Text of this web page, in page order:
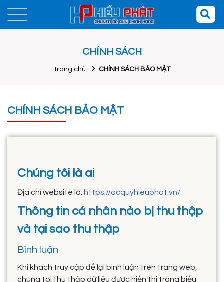
CHÍNH SÁCH
Trang chủ CHÍNH SÁCH BẢO MẬT
CHÍNH SÁCH BẢO MẬT
Chúng tôi là ai
Địa chỉ website là: https://acquyhieuphat.vn/
Thông tin cá nhân nào bị thu thập
và tại sao thu thập
Bình luận
Khi khách truy cập để lại bình luận trên trang web,
chúng tôi thu thập dữ liệu được hiển thị trong biểu